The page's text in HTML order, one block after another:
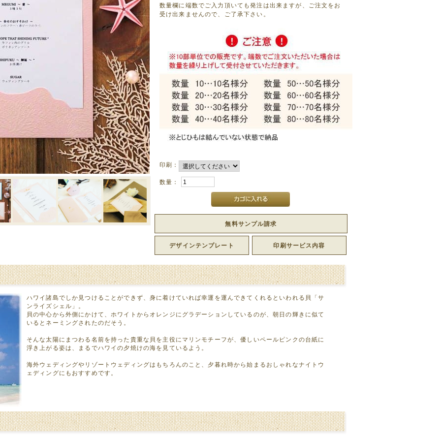
数量欄に端数でご入力頂いても発注は出来ますが、ご注文をお
受け出来ませんので、ご了承下さい。
印刷：
数量：
無料サンプル請求
印刷サービス内容
デザインテンプレート
ハワイ諸島でしか見つけることができず、身に着けていれば幸運を運んできてくれるといわれる貝「サ
ンライズシェル」。
貝の中心から外側にかけて、ホワイトからオレンジにグラデーションしているのが、朝日の輝きに似て
いるとネーミングされたのだそう。
そんな太陽にまつわる名前を持った貴重な貝を主役にマリンモチーフが、優しいペールピンクの台紙に
浮き上がる姿は、まるでハワイの夕焼けの海を見ているよう。
海外ウェディングやリゾートウェディングはもちろんのこと、夕暮れ時から始まるおしゃれなナイトウ
ェディングにもおすすめです。